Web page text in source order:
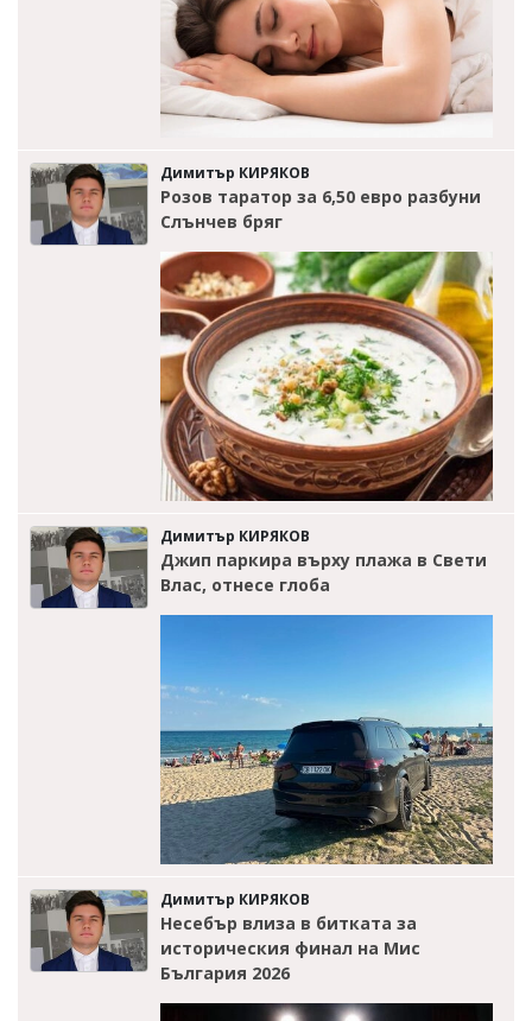
Димитър КИРЯКОВ
Розов таратор за 6,50 евро разбуни
Слънчев бряг
Димитър КИРЯКОВ
Джип паркира върху плажа в Свети
Влас, отнесе глоба
Димитър КИРЯКОВ
Несебър влиза в битката за
историческия финал на Мис
България 2026